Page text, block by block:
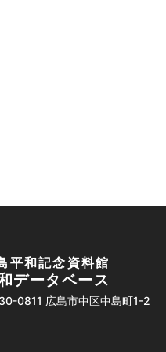
平和記念資料館
データベース
0811 広島市中区中島町1-2